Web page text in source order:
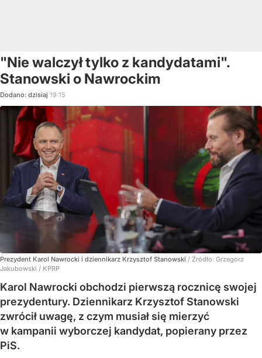
"Nie walczył tylko z kandydatami".
Stanowski o Nawrockim
Dodano: dzisiaj 19:15
Prezydent Karol Nawrocki i dziennikarz Krzysztof Stanowski / Źródło: Grzegorz
Jakubowski / KPRP
Karol Nawrocki obchodzi pierwszą rocznicę swojej
prezydentury. Dziennikarz Krzysztof Stanowski
zwrócił uwagę, z czym musiał się mierzyć
w kampanii wyborczej kandydat, popierany przez
PiS.